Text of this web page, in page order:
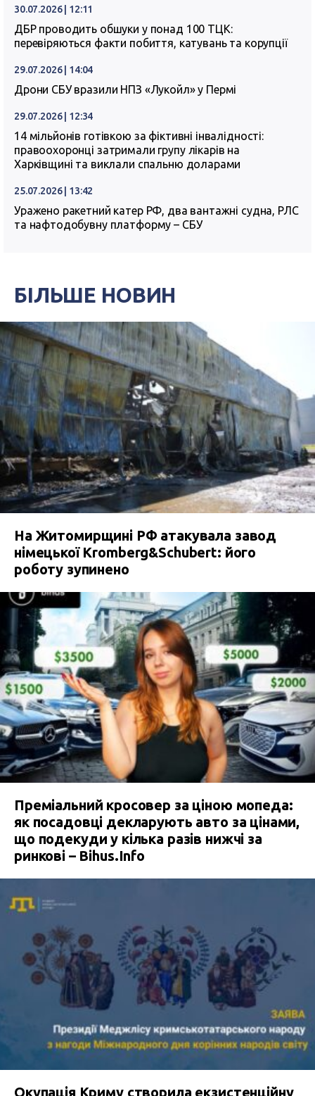
30.07.2026 | 12:11
ДБР проводить обшуки у понад 100 ТЦК:
перевіряються факти побиття, катувань та корупції
29.07.2026 | 14:04
Дрони СБУ вразили НПЗ «Лукойл» у Пермі
29.07.2026 | 12:34
14 мільйонів готівкою за фіктивні інвалідності:
правоохоронці затримали групу лікарів на
Харківщині та виклали спальню доларами
25.07.2026 | 13:42
Уражено ракетний катер РФ, два вантажні судна, РЛС
та нафтодобувну платформу – СБУ
БІЛЬШЕ НОВИН
На Житомирщині РФ атакувала завод
німецької Kromberg&Schubert: його
роботу зупинено
Преміальний кросовер за ціною мопеда:
як посадовці декларують авто за цінами,
що подекуди у кілька разів нижчі за
ринкові – Bihus.Info
Окупація Криму створила екзистенційну